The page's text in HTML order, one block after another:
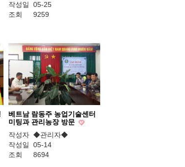
작성일
05-25
조회
9259
베트남 람동주 농업기술센터
미팅과 관리농장 방문
작성자 ◆관리자◆
작성일
05-14
조회
8694